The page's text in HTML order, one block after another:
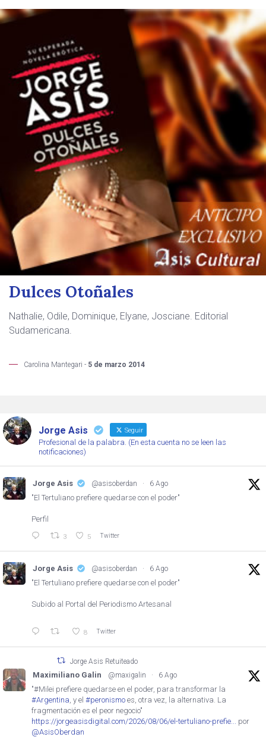
Dulces Otoñales
Nathalie, Odile, Dominique, Elyane, Josciane. Editorial
Sudamericana.
Carolina Mantegari - 5 de marzo 2014
Jorge Asis Seguir
Profesional de la palabra. (En esta cuenta no se leen las
notificaciones)
Jorge Asis @asisoberdan · 6 Ago
"El Tertuliano prefiere quedarse con el poder"
Perfil
3 5 Twitter
Jorge Asis @asisoberdan · 6 Ago
"El Tertuliano prefiere quedarse con el poder"
Subido al Portal del Periodismo Artesanal
8 Twitter
Jorge Asis Retuiteado
Maximiliano Galin @maxigalin · 6 Ago
"#Milei prefiere quedarse en el poder, para transformar la
#Argentina , y el #peronismo es, otra vez, la alternativa. La
fragmentación es el peor negocio"
https://jorgeasisdigital.com/2026/08/06/el-tertuliano-prefie...
por
@AsisOberdan